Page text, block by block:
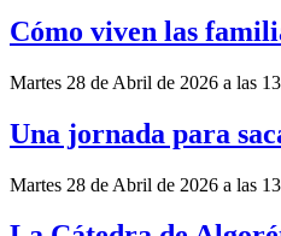
Cómo viven las
Martes 28 de Abril de 2026 a las
Una jornada para
Martes 28 de Abril de 2026 a las